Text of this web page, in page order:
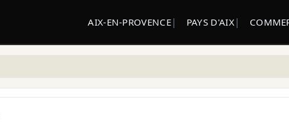
AIX-EN-PROVENCE PAYS D'AIX